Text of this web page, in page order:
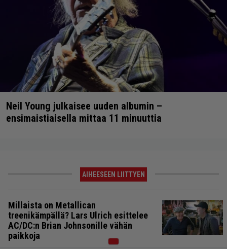
Neil Young julkaisee uuden albumin –
ensimaistiaisella mittaa 11 minuuttia
AIHEESEEN LIITTYEN
Millaista on Metallican
treenikämpällä? Lars Ulrich esittelee
AC/DC:n Brian Johnsonille vähän
paikkoja